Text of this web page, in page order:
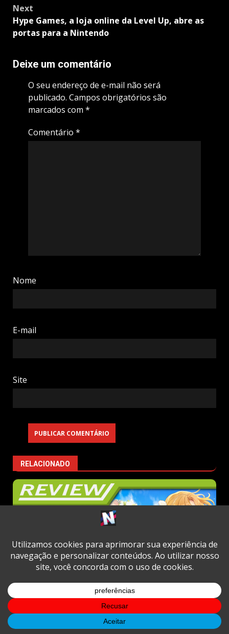
Next
Hype Games, a loja online da Level Up, abre as
portas para a Nintendo
Deixe um comentário
O seu endereço de e-mail não será
publicado. Campos obrigatórios são
marcados com *
Comentário *
Nome
E-mail
Site
RELACIONADO
Review | Volcano Princess